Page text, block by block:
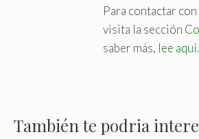
Para contactar
visita la sección
saber más, lee aquí.
También te podria